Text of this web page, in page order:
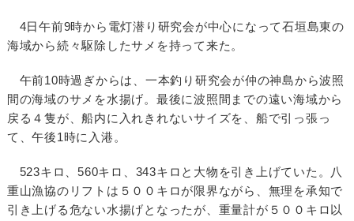
4日午前9時から電灯潜り研究会が中心になって石垣島東の
海域から続々駆除したサメを持って来た。
午前10時過ぎからは、一本釣り研究会が仲の神島から波照
間の海域のサメを水揚げ。最後に波照間までの遠い海域から
戻る４隻が、船内に入れきれないサイズを、船で引っ張っ
て、午後1時に入港。
523キロ、560キロ、343キロと大物を引き上げていた。八
重山漁協のリフトは５００キロが限界ながら、無理を承知で
引き上げる危ない水揚げとなったが、重量計が５００キロ以